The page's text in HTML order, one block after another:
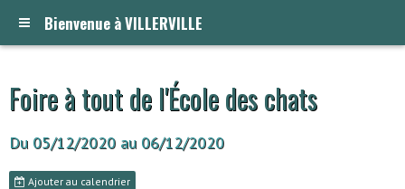
Bienvenue à VILLERVILLE
Foire à tout de l'École des chats
Du 05/12/2020 au 06/12/2020
Ajouter au calendrier